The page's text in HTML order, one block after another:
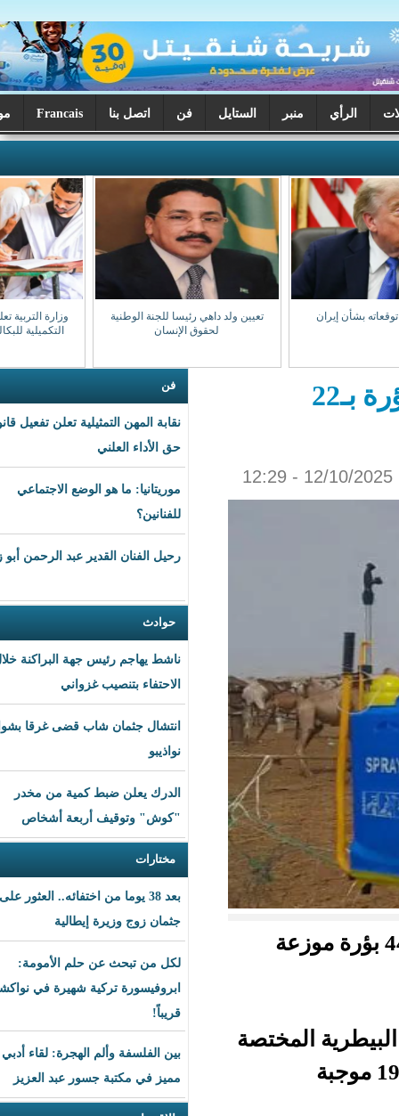
الستايل فن اتصل بنا Francais موريتانيا اليوم
تعيين ولد داهي رئيسا للجنة الوطنية
وزارة التربية تعلن بدء تصحيح الدورة
التكميلية للبكالوريا السبت المقبل
نقابة المهن التمثيلية تعلن تفعيل قانون
موريتانيا: ما هو الوضع الاجتماعي
رحيل الفنان القدير عبد الرحمن أبو زهرة
ناشط يهاجم رئيس جهة البراكنة خلال
الاحتفاء بتنصيب غزواني
انتشال جثمان شاب قضى غرقا بشواطئ
نواذيبو
الدرك يعلن ضبط كمية من مخدر
"كوش" وتوقيف أربعة أشخاص
مختارات
بعد 38 يوما من اختفائه.. العثور على
جثمان زوج وزيرة إيطالية
لكل من تبحث عن حلم الأمومة:
ابروفيسورة تركية شهيرة في نواكشوط
بين الفلسفة وألم الهجرة: لقاء أدبي
مميز في مكتبة جسور عبد العزيز
موزعة